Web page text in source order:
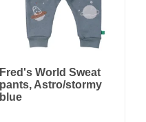
Fred's World Sweat
pants, Astro/stormy
blue